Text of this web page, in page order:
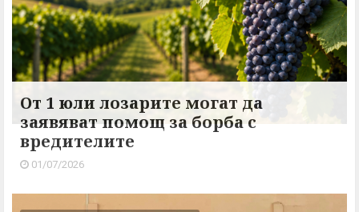
От 1 юли лозарите могат да
заявяват помощ за борба с
вредителите
01/07/2026